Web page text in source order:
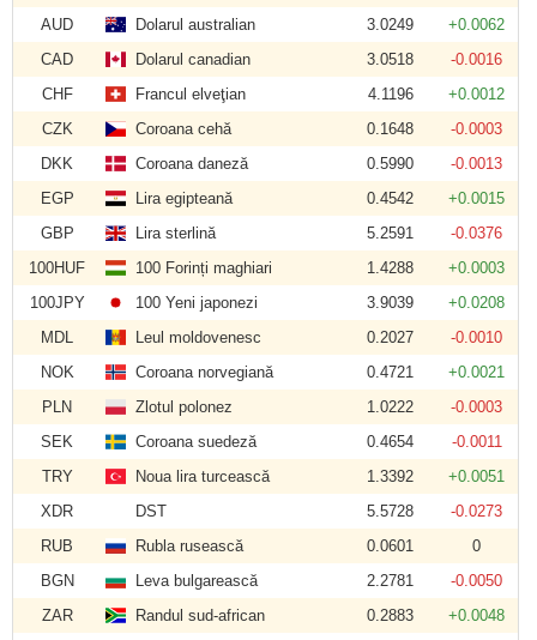
AUD
Dolarul australian 3.0249
+0.0062
CAD
Dolarul canadian 3.0518
-0.0016
CHF
Francul elveţian 4.1196
+0.0012
CZK
Coroana cehă 0.1648
-0.0003
DKK
Coroana daneză 0.5990
-0.0013
EGP
Lira egipteană 0.4542
+0.0015
GBP
Lira sterlină 5.2591
-0.0376
100HUF
100 Forinți maghiari 1.4288
+0.0003
100JPY
100 Yeni japonezi 3.9039
+0.0208
MDL
Leul moldovenesc 0.2027
-0.0010
NOK
Coroana norvegiană 0.4721
+0.0021
PLN
Zlotul polonez 1.0222
-0.0003
SEK
Coroana suedeză 0.4654
-0.0011
TRY
Noua lira turcească 1.3392
+0.0051
XDR
DST 5.5728
-0.0273
RUB
Rubla rusească 0.0601
0
BGN
Leva bulgarească 2.2781
-0.0050
ZAR
Randul sud-african 0.2883
+0.0048